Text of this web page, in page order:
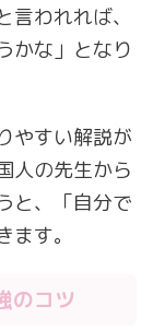
われれば、
かな」となり
やすい解説が
人の先生から
と、「自分で
す。
のコツ